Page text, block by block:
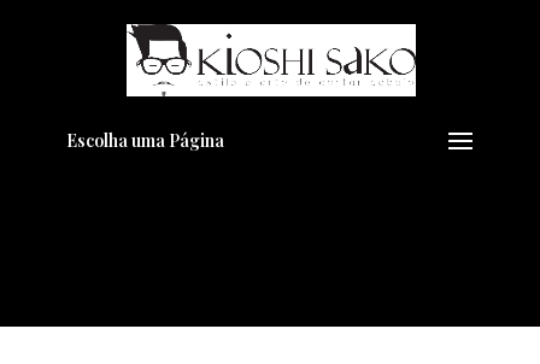
Escolha uma Página
Pensando em transformar seu
Visual??